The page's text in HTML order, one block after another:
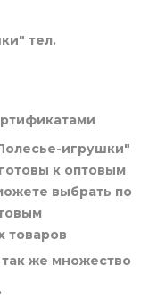
тел.
игрушки"
к оптовым
выбрать по
товаров
так же множество